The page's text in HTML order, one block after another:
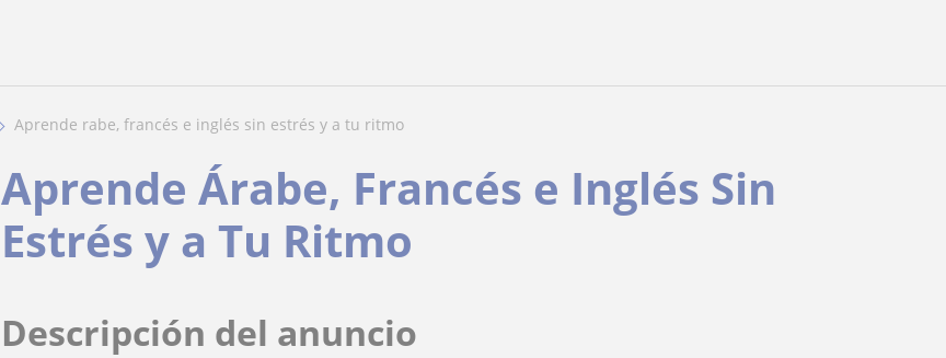
aprende rabe, francés e inglés sin estrés y a tu ritmo
Aprende Árabe, Francés e Inglés Sin
Estrés y a Tu Ritmo
Descripción del anuncio